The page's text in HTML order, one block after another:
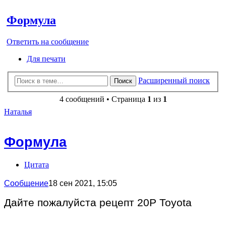
Формула
Ответить на сообщение
Для печати
Поиск Расширенный поиск
4 сообщений • Страница 1 из 1
Наталья
Формула
Цитата
Сообщение18 сен 2021, 15:05
Дайте пожалуйста рецепт 20P Toyota